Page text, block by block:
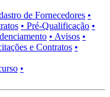
de Fornecedores •
• Pré-Qualificação •
• Avisos •
e Contratos •
•